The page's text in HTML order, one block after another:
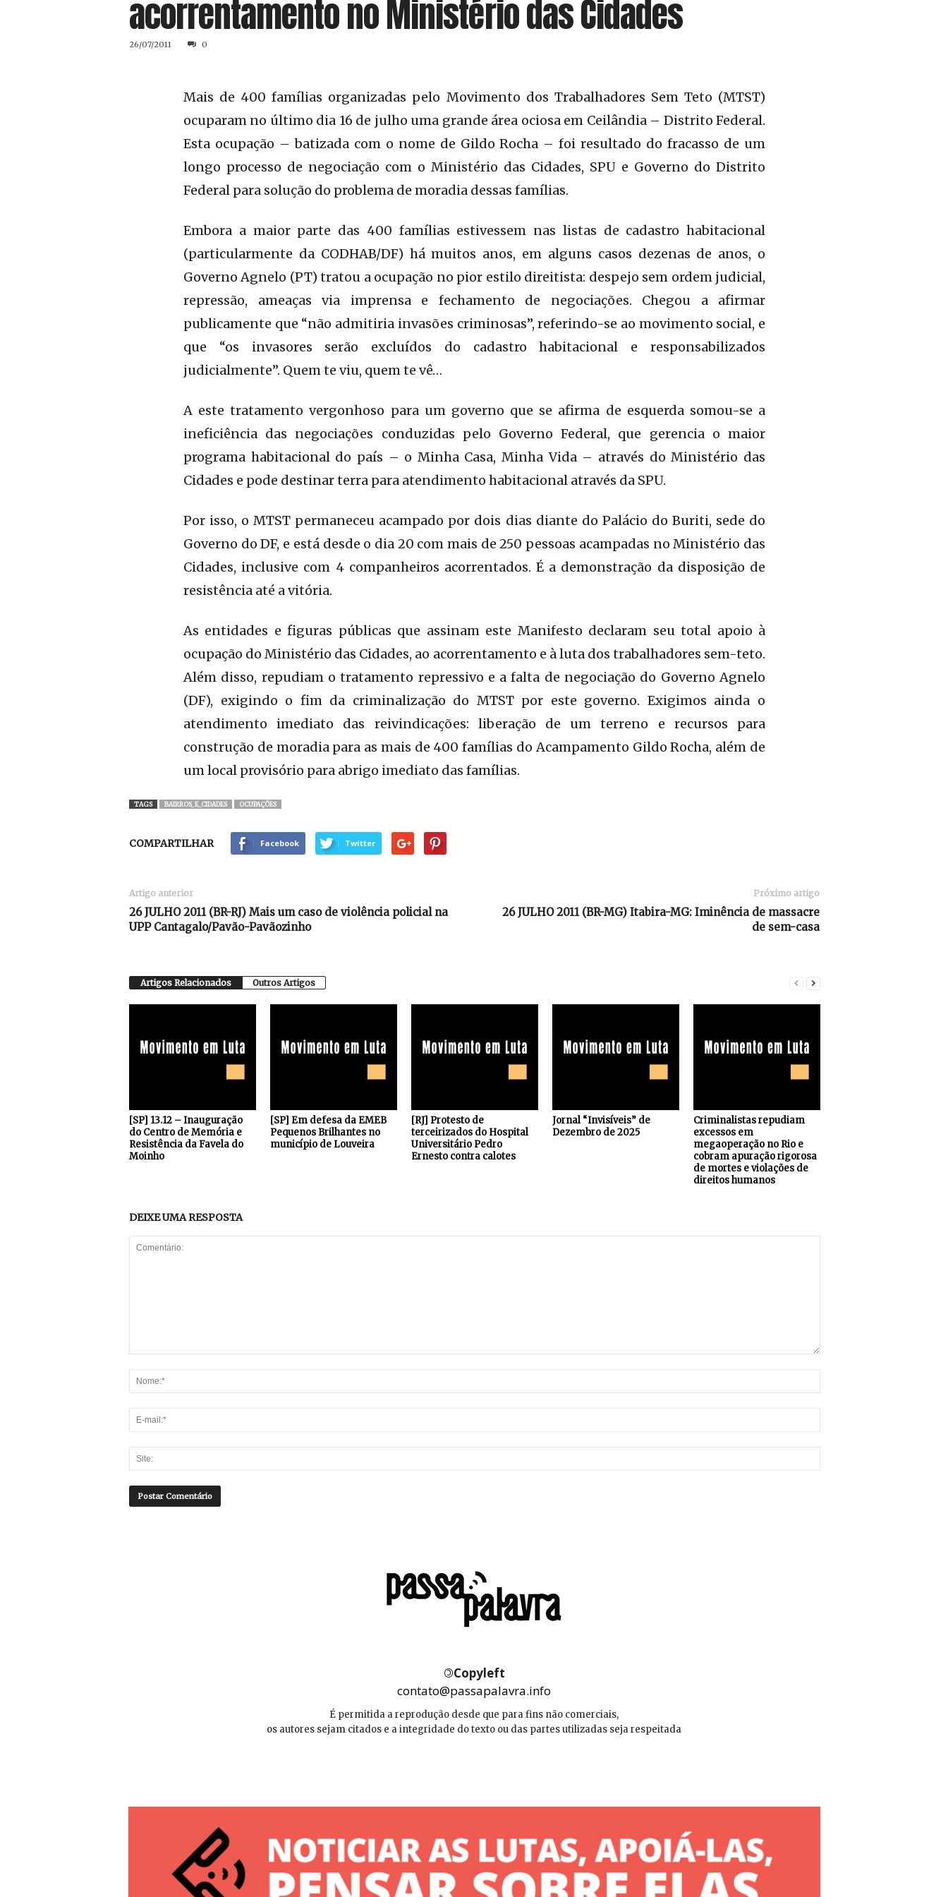
acorrentamento no Ministério das Cidades
26/07/2011 0
Mais de 400 famílias organizadas pelo Movimento dos Trabalhadores Sem Teto (MTST)
ocuparam no último dia 16 de julho uma grande área ociosa em Ceilândia – Distrito Federal.
Esta ocupação – batizada com o nome de Gildo Rocha – foi resultado do fracasso de um
longo processo de negociação com o Ministério das Cidades, SPU e Governo do Distrito
Federal para solução do problema de moradia dessas famílias.
Embora a maior parte das 400 famílias estivessem nas listas de cadastro habitacional
(particularmente da CODHAB/DF) há muitos anos, em alguns casos dezenas de anos, o
Governo Agnelo (PT) tratou a ocupação no pior estilo direitista: despejo sem ordem judicial,
repressão, ameaças via imprensa e fechamento de negociações. Chegou a afirmar
publicamente que “não admitiria invasões criminosas”, referindo-se ao movimento social, e
que “os invasores serão excluídos do cadastro habitacional e responsabilizados
judicialmente”. Quem te viu, quem te vê…
A este tratamento vergonhoso para um governo que se afirma de esquerda somou-se a
ineficiência das negociações conduzidas pelo Governo Federal, que gerencia o maior
programa habitacional do país – o Minha Casa, Minha Vida – através do Ministério das
Cidades e pode destinar terra para atendimento habitacional através da SPU.
Por isso, o MTST permaneceu acampado por dois dias diante do Palácio do Buriti, sede do
Governo do DF, e está desde o dia 20 com mais de 250 pessoas acampadas no Ministério das
Cidades, inclusive com 4 companheiros acorrentados. É a demonstração da disposição de
resistência até a vitória.
As entidades e figuras públicas que assinam este Manifesto declaram seu total apoio à
ocupação do Ministério das Cidades, ao acorrentamento e à luta dos trabalhadores sem-teto.
Além disso, repudiam o tratamento repressivo e a falta de negociação do Governo Agnelo
(DF), exigindo o fim da criminalização do MTST por este governo. Exigimos ainda o
atendimento imediato das reivindicações: liberação de um terreno e recursos para
construção de moradia para as mais de 400 famílias do Acampamento Gildo Rocha, além de
um local provisório para abrigo imediato das famílias.
TAGS BAIRROS_E_CIDADES OCUPAÇÕES
COMPARTILHAR Facebook Twitter
Artigo anterior
26 JULHO 2011 (BR-RJ) Mais um caso de violência policial na
UPP Cantagalo/Pavão-Pavãozinho
Próximo artigo
26 JULHO 2011 (BR-MG) Itabira-MG: Iminência de massacre
de sem-casa
Artigos Relacionados Outros Artigos
[SP] 13.12 – Inauguração
do Centro de Memória e
Resistência da Favela do
Moinho
[SP] Em defesa da EMEB
Pequenos Brilhantes no
município de Louveira
[RJ] Protesto de
terceirizados do Hospital
Universitário Pedro
Ernesto contra calotes
Jornal “Invisíveis” de
Dezembro de 2025
Criminalistas repudiam
excessos em
megaoperação no Rio e
cobram apuração rigorosa
de mortes e violações de
direitos humanos
DEIXE UMA RESPOSTA
©Copyleft
contato@passapalavra.info
É permitida a reprodução desde que para fins não comerciais,
os autores sejam citados e a integridade do texto ou das partes utilizadas seja respeitada